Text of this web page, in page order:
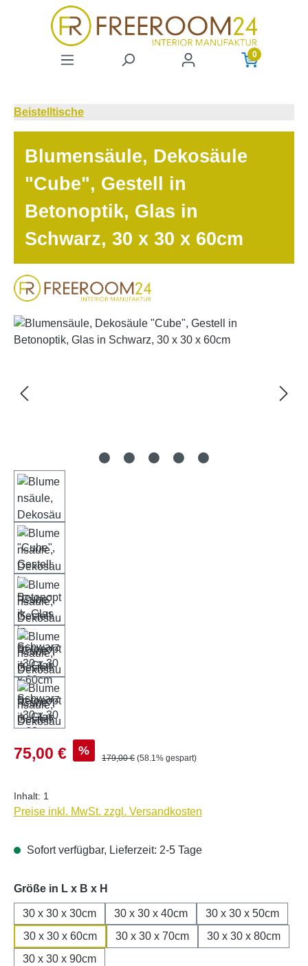
Zum Hauptinhalt springen
0
Beistelltische
Blumensäule, Dekosäule
"Cube", Gestell in
Betonoptik, Glas in
Schwarz, 30 x 30 x 60cm
Bildergalerie überspringen
Verkaufspreis:
75,00 € % Regulärer Preis:
179,00 € (58.1% gespart)
Inhalt: 1
Preise inkl. MwSt. zzgl. Versandkosten
Sofort verfügbar, Lieferzeit: 2-5 Tage
Größe in L x B x H
30 x 30 x 30cm 30 x 30 x 40cm
30 x 30 x 50cm
30 x 30 x 60cm
30 x 30 x 70cm
30 x 30 x 80cm
30 x 30 x 90cm